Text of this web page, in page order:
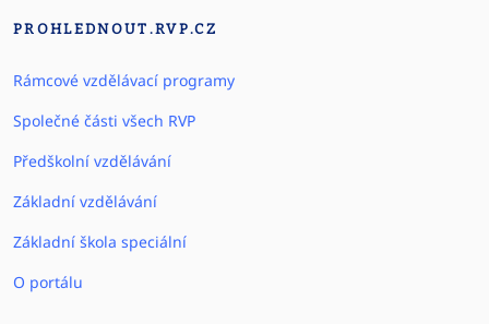
PROHLEDNOUT.RVP.CZ
Rámcové vzdělávací programy
Společné části všech RVP
Předškolní vzdělávání
Základní vzdělávání
Základní škola speciální
O portálu